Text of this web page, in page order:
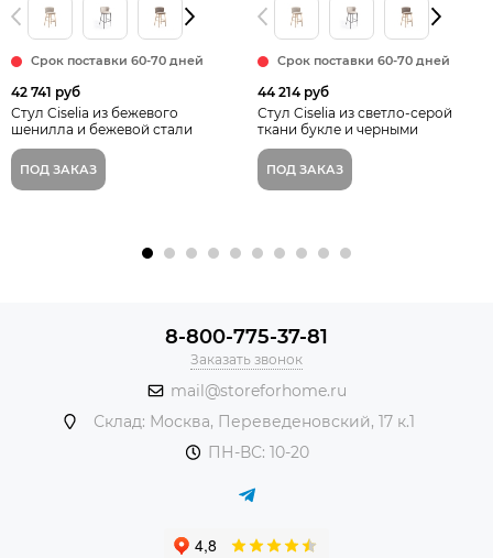
Срок поставки 60-70 дней
42 741 руб
Стул Ciselia из бежевого
шенилла и бежевой стали
Испания La Forma
ПОД ЗАКАЗ
Срок поставки 60-70 дней
44 214 руб
Стул Ciselia из светло-серой
ткани букле и черными
металлическими ножками
Испания La Forma
ПОД ЗАКАЗ
8-800-775-37-81
Заказать звонок
mail@storeforhome.ru
Склад: Москва, Переведеновский, 17 к.1
ПН-ВС: 10-20